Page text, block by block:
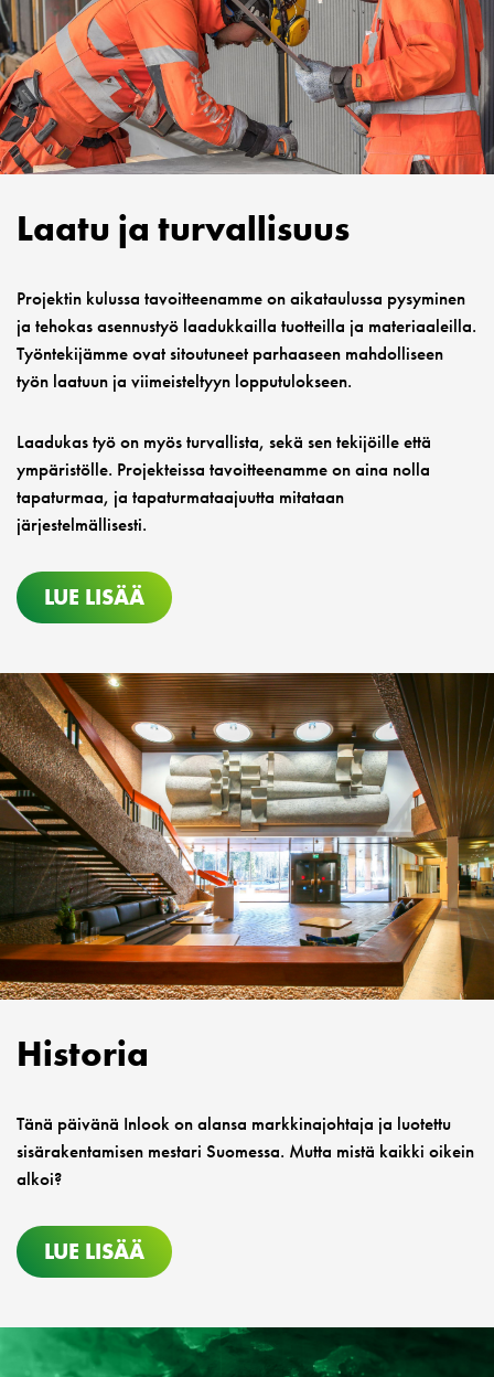
Laatu ja turvallisuus
Projektin kulussa tavoitteenamme on aikataulussa pysyminen
ja tehokas asennustyö laadukkailla tuotteilla ja materiaaleilla.
Työntekijämme ovat sitoutuneet parhaaseen mahdolliseen
työn laatuun ja viimeisteltyyn lopputulokseen.
Laadukas työ on myös turvallista, sekä sen tekijöille että
ympäristölle. Projekteissa tavoitteenamme on aina nolla
tapaturmaa, ja tapaturmataajuutta mitataan
järjestelmällisesti.
LUE LISÄÄ
Historia
Tänä päivänä Inlook on alansa markkinajohtaja ja luotettu
sisärakentamisen mestari Suomessa. Mutta mistä kaikki oikein
alkoi?
LUE LISÄÄ